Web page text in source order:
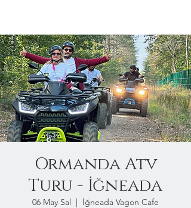
Ormanda Atv
Turu - İğneada
06 May Sal
  |
İğneada Vagon Cafe